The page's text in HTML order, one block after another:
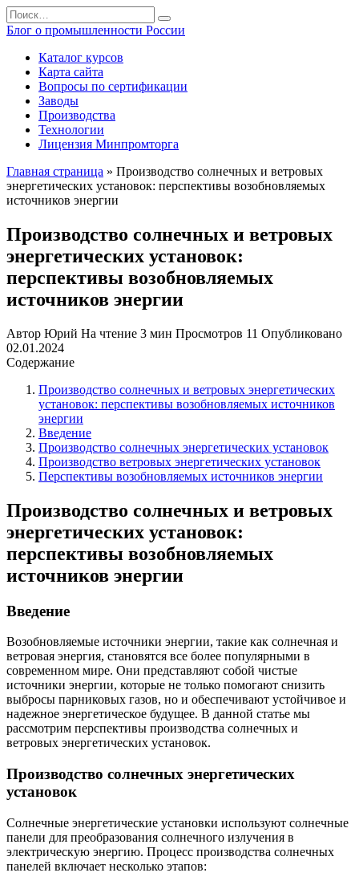
Перейти
к
содержанию
Search
for:
Блог о промышленности России
Каталог курсов
Карта сайта
Вопросы по сертификации
Заводы
Производства
Технологии
Лицензия Минпромторга
Главная страница » Производство солнечных и ветровых
энергетических установок: перспективы возобновляемых
источников энергии
Производство солнечных и ветровых
энергетических установок:
перспективы возобновляемых
источников энергии
Автор Юрий На чтение 3 мин Просмотров 11 Опубликовано
02.01.2024
Содержание
Производство солнечных и ветровых энергетических
установок: перспективы возобновляемых источников
энергии
Введение
Производство солнечных энергетических установок
Производство ветровых энергетических установок
Перспективы возобновляемых источников энергии
Производство солнечных и ветровых
энергетических установок:
перспективы возобновляемых
источников энергии
Введение
Возобновляемые источники энергии, такие как солнечная и
ветровая энергия, становятся все более популярными в
современном мире. Они представляют собой чистые
источники энергии, которые не только помогают снизить
выбросы парниковых газов, но и обеспечивают устойчивое и
надежное энергетическое будущее. В данной статье мы
рассмотрим перспективы производства солнечных и
ветровых энергетических установок.
Производство солнечных энергетических
установок
Солнечные энергетические установки используют солнечные
панели для преобразования солнечного излучения в
электрическую энергию. Процесс производства солнечных
панелей включает несколько этапов: